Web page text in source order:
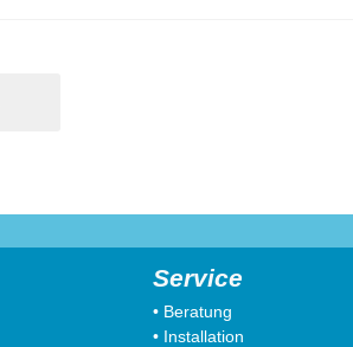
Service
• Beratung
• Installation